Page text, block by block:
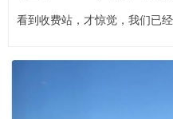
看到收费站，才惊觉，我们已